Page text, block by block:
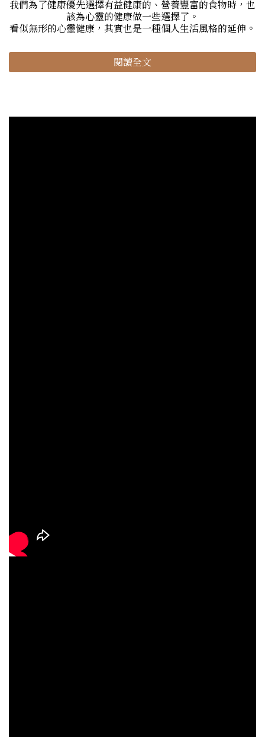
我們為了健康優先選擇有益健康的、營養豐富的食物時，也
該為心靈的健康做一些選擇了。
看似無形的心靈健康，其實也是一種個人生活風格的延伸。
閱讀全文